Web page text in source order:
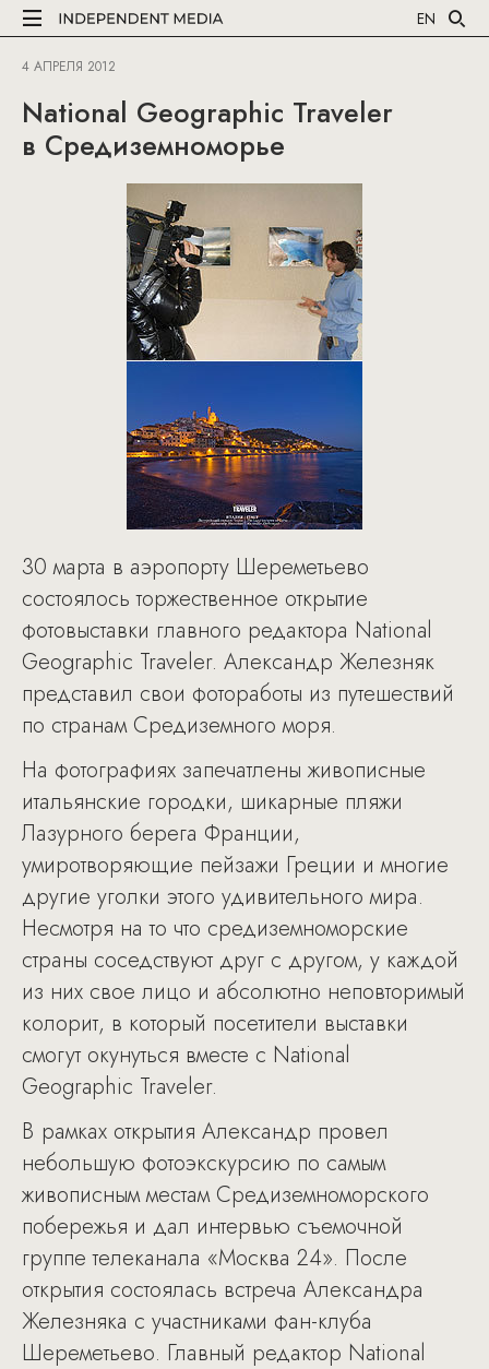
EN
4 АПРЕЛЯ 2012
National Geographic Traveler
в Средиземноморье
30 марта в аэропорту Шереметьево
состоялось торжественное открытие
фотовыставки главного редактора National
Geographic Traveler. Александр Железняк
представил свои фотоработы из путешествий
по странам Средиземного моря.
На фотографиях запечатлены живописные
итальянские городки, шикарные пляжи
Лазурного берега Франции,
умиротворяющие пейзажи Греции и многие
другие уголки этого удивительного мира.
Несмотря на то что средиземноморские
страны соседствуют друг с другом, у каждой
из них свое лицо и абсолютно неповторимый
колорит, в который посетители выставки
смогут окунуться вместе с National
Geographic Traveler.
В рамках открытия Александр провел
небольшую фотоэкскурсию по самым
живописным местам Средиземноморского
побережья и дал интервью съемочной
группе телеканала «Москва 24». После
открытия состоялась встреча Александра
Железняка с участниками фан-клуба
Шереметьево. Главный редактор National